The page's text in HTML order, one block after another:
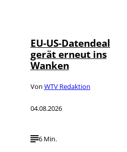
EU-US-Datendeal
gerät erneut ins
Wanken
Von WTV Redaktion
04.08.2026
6 Min.